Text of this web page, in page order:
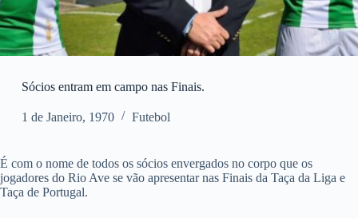
Sócios entram em campo nas Finais.
1 de Janeiro, 1970 Futebol
É com o nome de todos os sócios envergados no corpo que os
jogadores do Rio Ave se vão apresentar nas Finais da Taça da Liga e
Taça de Portugal.